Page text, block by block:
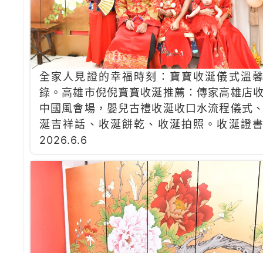
全家人見證的幸福時刻：寶寶收涎儀式溫
錄。高雄市倪倪寶寶收涎推薦：傳家高雄店
中國風會場，嬰兒古禮收涎收口水流程儀式
涎吉祥話、收涎餅乾、收涎拍照。收涎證
2026.6.6